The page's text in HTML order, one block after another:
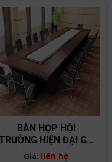
BÀN HỌP HỘI
HIỆN ĐẠI GỖ
MDF BH12
Giá: liên hệ